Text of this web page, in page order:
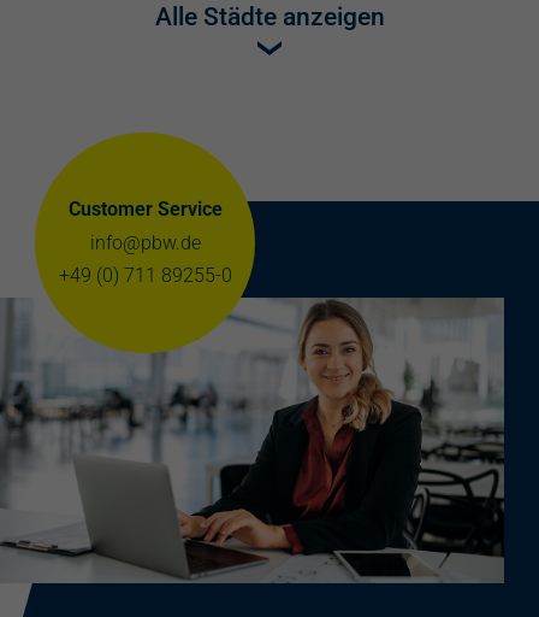
Alle Städte anzeigen
Customer Service
info@pbw.de
+49 (0) 711 89255-0